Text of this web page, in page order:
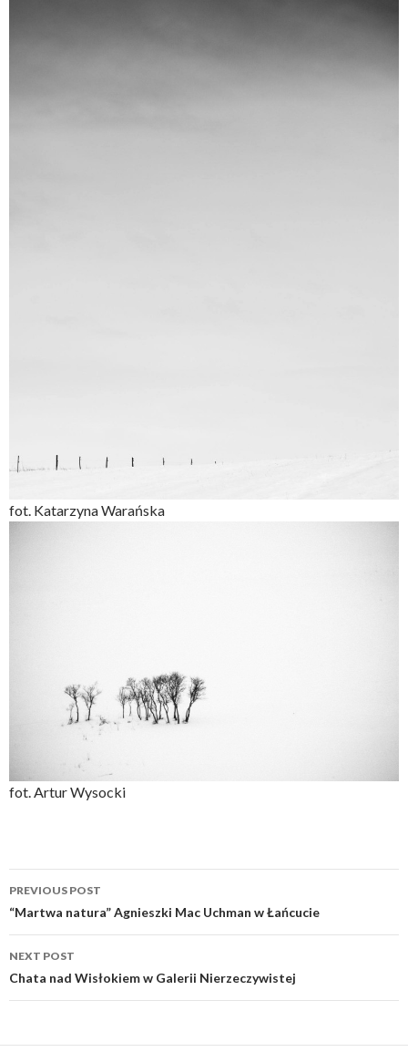
fot. Katarzyna Warańska
fot. Artur Wysocki
Post
navigation
PREVIOUS POST
“Martwa natura” Agnieszki Mac Uchman w Łańcucie
NEXT POST
Chata nad Wisłokiem w Galerii Nierzeczywistej